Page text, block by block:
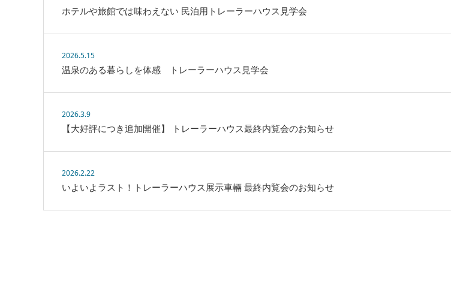
ホテルや旅館では味わえない 民泊用トレーラーハウス見学会
2026.5.15
温泉のある暮らしを体感 トレーラーハウス見学会
2026.3.9
【大好評につき追加開催】 トレーラーハウス最終内覧会のお知らせ
2026.2.22
いよいよラスト！トレーラーハウス展示車輛 最終内覧会のお知らせ